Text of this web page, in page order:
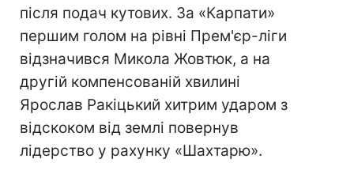
після подач кутових. За «Карпати»
першим голом на рівні Прем'єр-ліги
відзначився Микола Жовтюк, а на
другій компенсованій хвилині
Ярослав Ракіцький хитрим ударом з
відскоком від землі повернув
лідерство у рахунку «Шахтарю».